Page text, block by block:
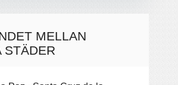
MELLAN
STÄDER